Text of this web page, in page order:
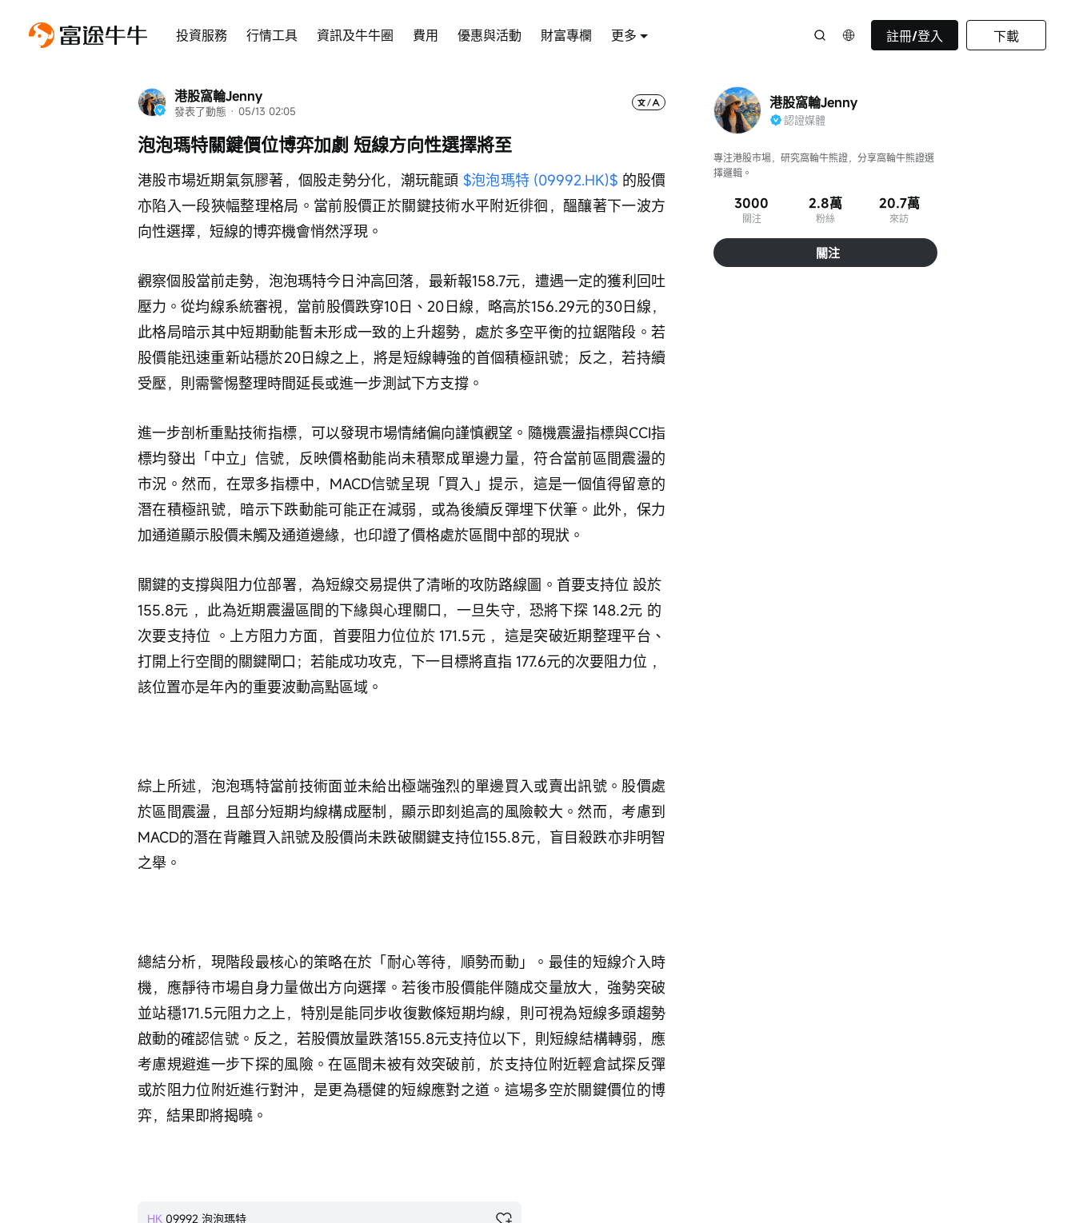
投資服務 行情工具 資訊及牛牛圈 費用 優惠與活動 財富專欄 更多 註冊/登入 下載
港股窩輪Jenny
發表了動態 · 05/13 02:05
泡泡瑪特關鍵價位博弈加劇 短線方向性選擇將至
港股市場近期氣氛膠著，個股走勢分化，潮玩龍頭 $泡泡瑪特 (09992.HK)$ 的股價
亦陷入一段狹幅整理格局。當前股價正於關鍵技術水平附近徘徊，醞釀著下一波方
向性選擇，短線的博弈機會悄然浮現。
觀察個股當前走勢，泡泡瑪特今日沖高回落，最新報158.7元，遭遇一定的獲利回吐
壓力。從均線系統審視，當前股價跌穿10日、20日線，略高於156.29元的30日線，
此格局暗示其中短期動能暫未形成一致的上升趨勢，處於多空平衡的拉鋸階段。若
股價能迅速重新站穩於20日線之上，將是短線轉強的首個積極訊號；反之，若持續
受壓，則需警惕整理時間延長或進一步測試下方支撐。
進一步剖析重點技術指標，可以發現市場情緒偏向謹慎觀望。隨機震盪指標與CCI指
標均發出「中立」信號，反映價格動能尚未積聚成單邊力量，符合當前區間震盪的
市況。然而，在眾多指標中，MACD信號呈現「買入」提示，這是一個值得留意的
潛在積極訊號，暗示下跌動能可能正在減弱，或為後續反彈埋下伏筆。此外，保力
加通道顯示股價未觸及通道邊緣，也印證了價格處於區間中部的現狀。
關鍵的支撐與阻力位部署，為短線交易提供了清晰的攻防路線圖。首要支持位 設於
155.8元 ，此為近期震盪區間的下緣與心理關口，一旦失守，恐將下探 148.2元 的
次要支持位 。上方阻力方面，首要阻力位位於 171.5元 ，這是突破近期整理平台、
打開上行空間的關鍵閘口；若能成功攻克，下一目標將直指 177.6元的次要阻力位 ，
該位置亦是年內的重要波動高點區域。
綜上所述，泡泡瑪特當前技術面並未給出極端強烈的單邊買入或賣出訊號。股價處
於區間震盪，且部分短期均線構成壓制，顯示即刻追高的風險較大。然而，考慮到
MACD的潛在背離買入訊號及股價尚未跌破關鍵支持位155.8元，盲目殺跌亦非明智
之舉。
總結分析，現階段最核心的策略在於「耐心等待，順勢而動」。最佳的短線介入時
機，應靜待市場自身力量做出方向選擇。若後市股價能伴隨成交量放大，強勢突破
並站穩171.5元阻力之上，特別是能同步收復數條短期均線，則可視為短線多頭趨勢
啟動的確認信號。反之，若股價放量跌落155.8元支持位以下，則短線結構轉弱，應
考慮規避進一步下探的風險。在區間未被有效突破前，於支持位附近輕倉試探反彈
或於阻力位附近進行對沖，是更為穩健的短線應對之道。這場多空於關鍵價位的博
弈，結果即將揭曉。
HK 09992 泡泡瑪特
港股窩輪Jenny
認證媒體
專注港股市場，研究窩輪牛熊證，分享窩輪牛熊證選
擇邏輯。
3000
關注
2.8萬
粉絲
20.7萬
來訪
關注